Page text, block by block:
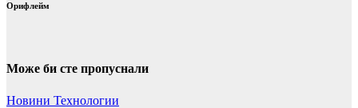
Орифлейм
Може би сте пропуснали
Новини Технологии